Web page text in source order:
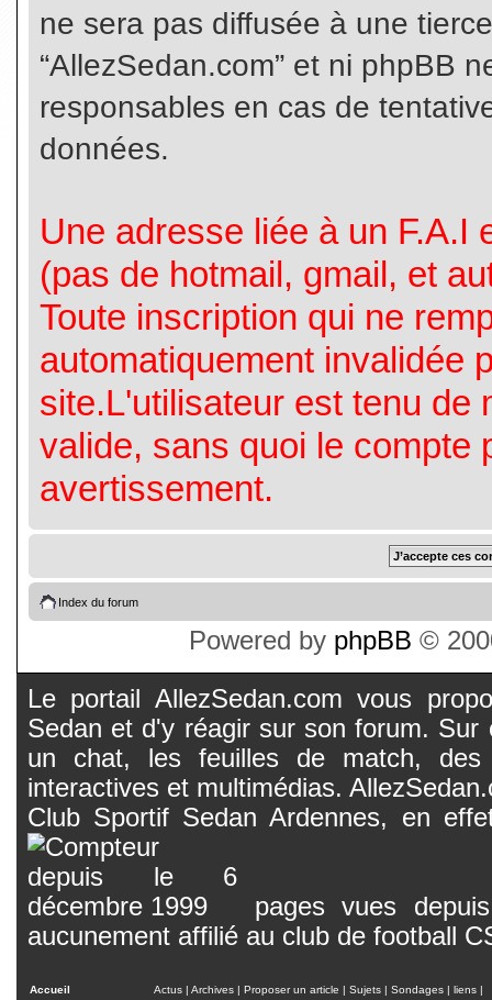
ne sera pas diffusée à une
“AllezSedan.com” et ni phpBB
responsables en cas de
données.
Une adresse liée à un F.A.I
(pas de hotmail, gmail, et
Toute inscription qui ne
automatiquement invalidée
site.L'utilisateur est tenu de
valide, sans quoi le compte
avertissement.
Index du forum
Powered by phpBB ©
Le portail AllezSedan.com vous
Sedan et d'y réagir sur son forum.
un chat, les feuilles de match, des
interactives et multimédias.
Club Sportif Sedan Ardennes, en
pages vues
aucunement affilié au club de football
Accueil Actus | Archives | Proposer un article | Sujets | Sondages | liens |